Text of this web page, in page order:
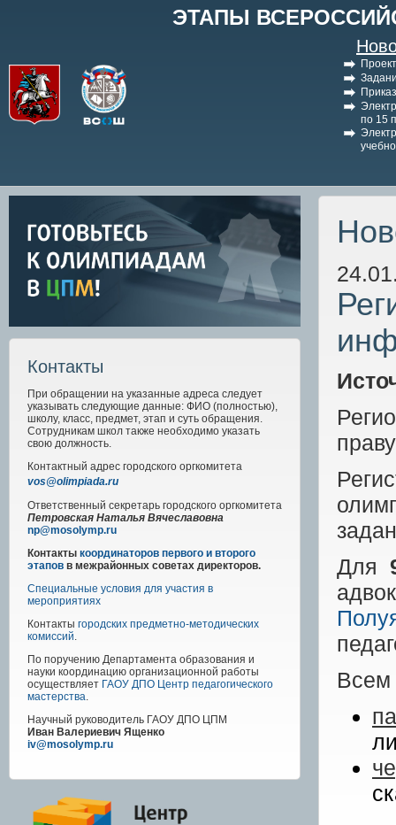
ЭТАПЫ
по 15
Контакты
При обращении на указанные адреса следует
указывать следующие данные: ФИО (полностью),
школу, класс, предмет, этап и суть обращения.
Сотрудникам школ также необходимо указать
свою должность.
Контактный адрес городского оргкомитета
vos@olimpiada.ru
Ответственный секретарь городского оргкомитета
Петровская Наталья Вячеславовна
np@mosolymp.ru
Контакты координаторов первого и второго
этапов в межрайонных советах директоров.
Специальные условия для участия в
мероприятиях
Контакты городских предметно-методических
комиссий.
По поручению Департамента образования и
науки координацию организационной работы
осуществляет ГАОУ ДПО Центр педагогического
мастерства.
Научный руководитель ГАОУ ДПО ЦПМ
Иван Валериевич Ященко
iv@mosolymp.ru
Для
Всем